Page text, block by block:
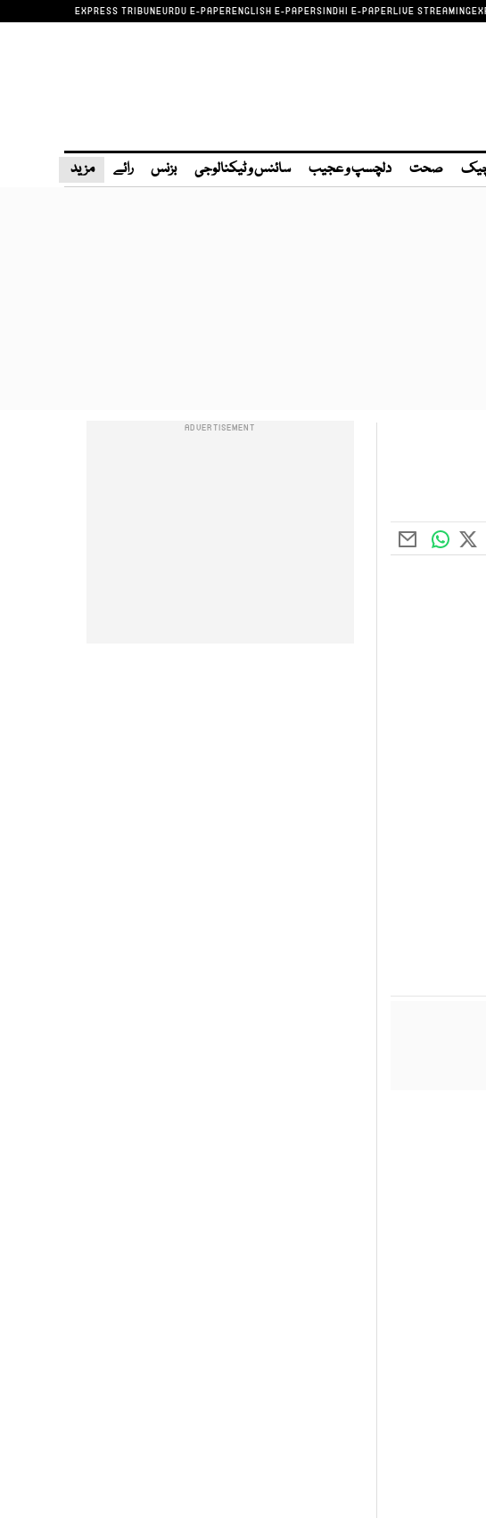
EXPRESS TRIBUNEURDU E-PAPERENGLISH E-PAPERSINDHI E-PAPERLIVE STREAMING
صحت دلچسپ و عجیب سائنس و ٹیکنالوجی بزنس رائے مزید